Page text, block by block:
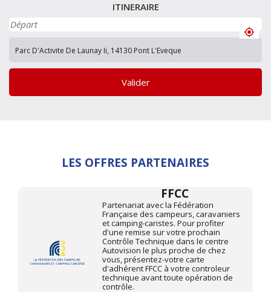
ITINERAIRE
Valider
LES OFFRES PARTENAIRES
FFCC
Partenariat avec la Fédération
Française des campeurs, caravaniers
et camping-caristes. Pour profiter
d'une remise sur votre prochain
Contrôle Technique dans le centre
Autovision le plus proche de chez
vous, présentez-votre carte
d'adhérent FFCC à votre controleur
technique avant toute opération de
contrôle.